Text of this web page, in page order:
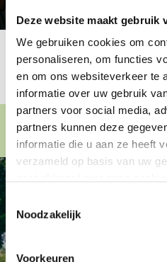
Deze website maakt gebruik
We gebruiken cookies om
personaliseren, om functies
en om ons websiteverkeer te
informatie over uw gebruik
partners voor social media,
partners kunnen deze
informatie die u aan ze heeft
verzameld op basis van uw
Noodzakelijk
Voorkeuren
Welkom op